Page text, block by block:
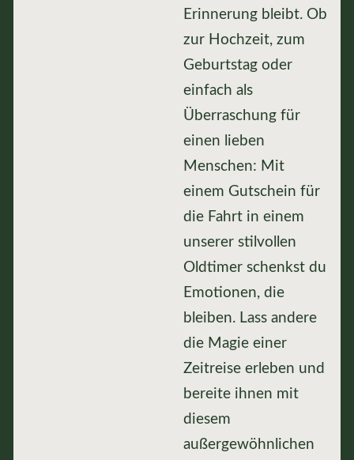
Erinnerung bleibt. Ob
zur Hochzeit, zum
Geburtstag oder
einfach als
Überraschung für
einen lieben
Menschen: Mit
einem Gutschein für
die Fahrt in einem
unserer stilvollen
Oldtimer schenkst du
Emotionen, die
bleiben. Lass andere
die Magie einer
Zeitreise erleben und
bereite ihnen mit
diesem
außergewöhnlichen